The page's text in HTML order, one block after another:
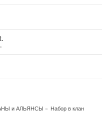
»
и АЛЬЯНСЫ » Набор в клан